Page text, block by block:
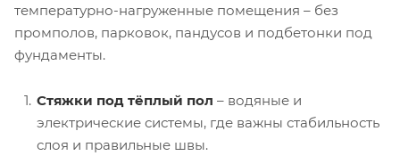
температурно-нагруженные помещения – без
промполов, парковок, пандусов и подбетонки под
фундаменты.
Стяжки под тёплый пол – водяные и
электрические системы, где важны стабильность
слоя и правильные швы.